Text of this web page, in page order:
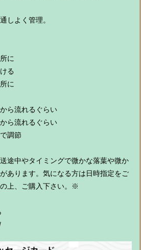
しよく管理。
に
る
に
ら流れるぐらい
流れるぐらい
調節
途中やタイミングで微かな落葉や微か
あります。気になる方は日時指定をご
上、ご購入下さい。※